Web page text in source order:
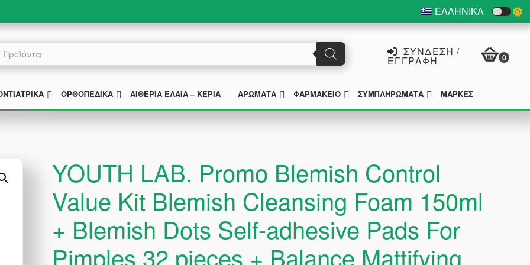
ΕΛΛΗΝΙΚΆ
ΣΎΝΔΕΣΗ /
ΕΓΓΡΑΦΉ 0
SUBMENU
ΟΡΘΟΠΕΔΙΚΆ SUBMENU
ΑΙΘΈΡΙΑ ΈΛΑΙΑ – ΚΕΡΙΆ ΑΡΏΜΑΤΑ SUBMENU
ΦΑΡΜΑΚΕΊΟ SUBMENU
ΣΥΜΠΛΗΡΏΜΑΤΑ SUBMENU
ΜΆΡΚΕΣ
YOUTH LAB. Promo Blemish Control
Value Kit Blemish Cleansing Foam 150ml
+ Blemish Dots Self-adhesive Pads For
Pimples 32 pieces + Balance Mattifying